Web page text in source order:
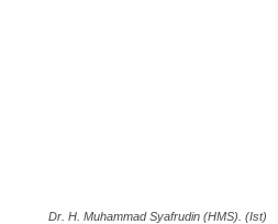
Dr. H. Muhammad Syafrudin (HMS). (Ist)